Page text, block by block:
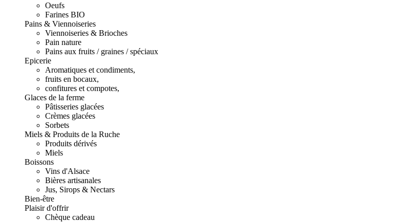
Oeufs
Farines BIO
Pains & Viennoiseries
Viennoiseries & Brioches
Pain nature
Pains aux fruits / graines / spéciaux
Epicerie
Aromatiques et condiments,
fruits en bocaux,
confitures et compotes,
Glaces de la ferme
Pâtisseries glacées
Crèmes glacées
Sorbets
Miels & Produits de la Ruche
Produits dérivés
Miels
Boissons
Vins d'Alsace
Bières artisanales
Jus, Sirops & Nectars
Bien-être
Plaisir d'offrir
Chèque cadeau